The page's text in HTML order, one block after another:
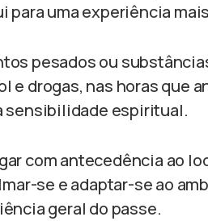
para uma experiência
pesados ou
e drogas, nas horas que
sensibilidade espiritual.
com antecedência ao
se e adaptar-se ao
geral do passe.